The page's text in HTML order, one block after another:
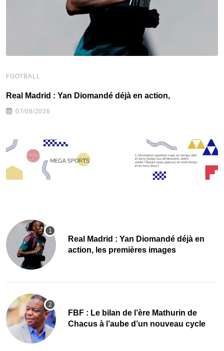
FOOTBALL
Real Madrid : Yan Diomandé déjà en action,
07/08/2026
Real Madrid : Yan Diomandé déjà en
action, les premières images
FBF : Le bilan de l’ère Mathurin de
Chacus à l’aube d’un nouveau cycle